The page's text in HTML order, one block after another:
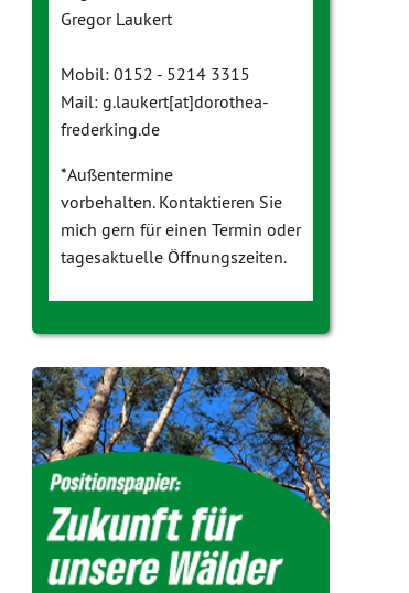
Gregor Laukert
Mobil: 0152 - 5214 3315
Mail: g.laukert[at]dorothea-
frederking.de
*Außentermine
vorbehalten. Kontaktieren Sie
mich gern für einen Termin oder
tagesaktuelle Öffnungszeiten.